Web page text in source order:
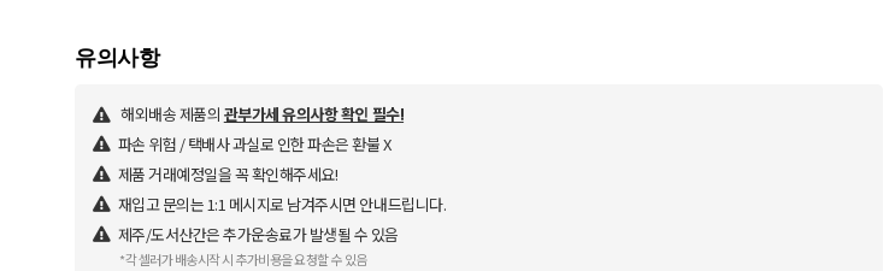
유의사항
해외배송 제품의 관부가세 유의사항 확인 필수!
파손 위험 / 택배사 과실로 인한 파손은 환불 X
제품 거래예정일을 꼭 확인해주세요!
재입고 문의는 1:1 메시지로 남겨주시면 안내드립니다.
제주/도서산간은 추가운송료가 발생될 수 있음
*각 셀러가 배송시작 시 추가비용을 요청할 수 있음